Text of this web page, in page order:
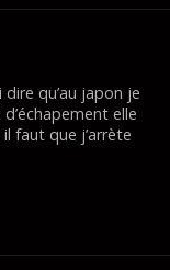
qu’au japon je
elle
faut que j’arrète